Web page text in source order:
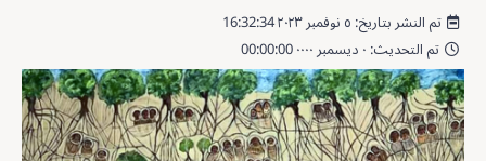
تم النشر بتاريخ: ٥ نوفمبر ٢٠٢٣ 16:32:34
تم التحديث: ٠ ديسمبر ٠٠٠٠ 00:00:00